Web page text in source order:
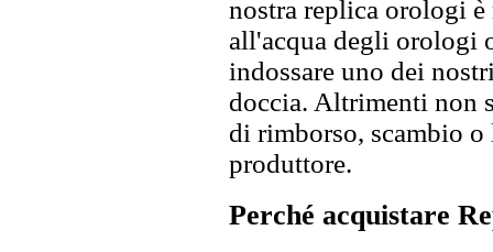
nostra replica orologi
all'acqua degli orologi
indossare uno dei
doccia. Altrimenti non
di rimborso, scambio
produttore.
Perché acquistare